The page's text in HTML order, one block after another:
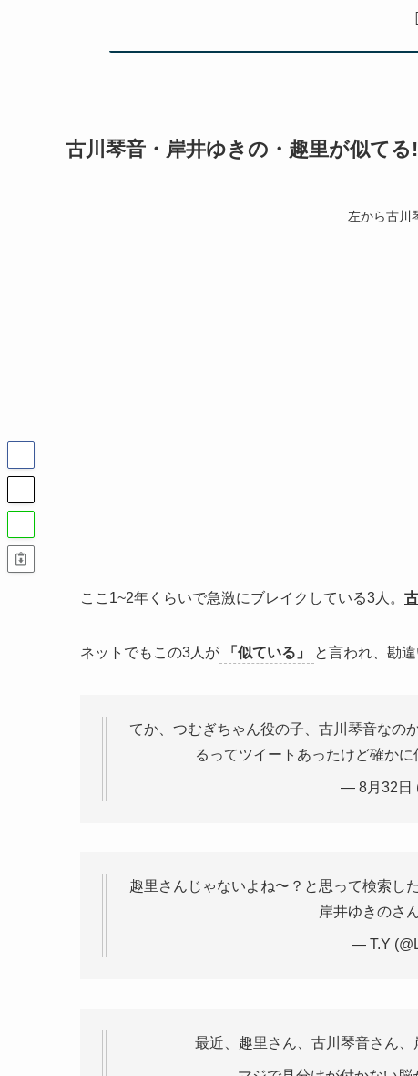
古川琴音・岸井ゆきの・趣里が似てる!
左から古川
ここ1~2年くらいで急激にブレイクしている3人。
ネットでもこの3人が 「似ている」 と言われ、勘
てか、つむぎちゃん役の子、古川琴音なの
るってツイートあったけど確か
— 8月32日
趣里さんじゃないよね〜？と思って検索し
岸井ゆきのさ
— T.Y
最近、趣里さん、古川琴音さん、